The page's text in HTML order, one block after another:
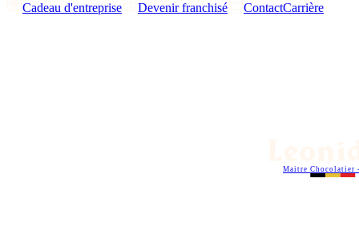
Cadeau d'entreprise Devenir franchisé ContactCarrière
Maitre Chocolatier